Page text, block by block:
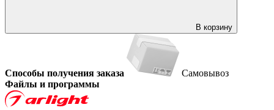
В корзину
Способы получения заказа
Самовывоз
Файлы и программы